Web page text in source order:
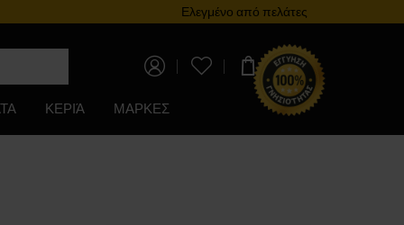
Πρόγραμμα επιβράβευσηςΕλεγμένο από πελάτες
0,00 €
ΚΕΡΙΆ ΜΑΡΚΕΣ